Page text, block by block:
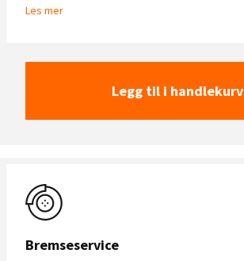
Les mer
Legg til i handlekurv
Bremseservice